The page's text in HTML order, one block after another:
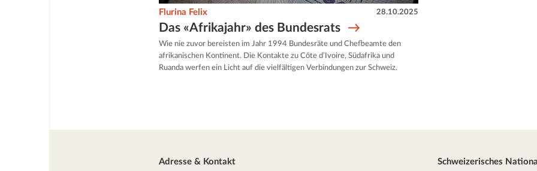
Das «Afrikajahr» des Bundesrats
Flurina Felix 28.10.2025
Wie nie zuvor bereisten im Jahr 1994 Bundesräte und Chefbeamte den
afrikanischen Kontinent. Die Kontakte zu Côte d’Ivoire, Südafrika und
Ruanda werfen ein Licht auf die vielfältigen Verbindungen zur Schweiz.
Adresse & Kontakt Schweizerisches